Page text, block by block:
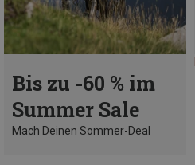
Bis zu -60 % im
Summer Sale
Mach Deinen Sommer-Deal